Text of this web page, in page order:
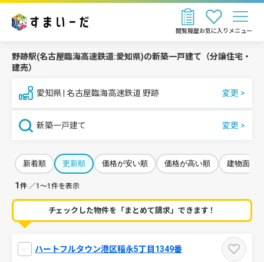
お気に入り
閲覧履歴 メニュー
野跡駅(名古屋臨海高速鉄道:愛知県)の新築一戸建て（分譲住宅・
建売）
愛知県 | 名古屋臨海高速鉄道 野跡
新築一戸建て
新着順 更新順 価格が安い順 価格が高い順 建物面積
1 件 ／1～1件を表示
チェックした物件を「まとめて請求」できます！
ハートフルタウン港区稲永5丁目1349番